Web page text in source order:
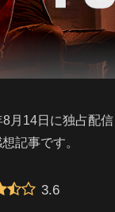
月14日に独占配
記事です。
3.6